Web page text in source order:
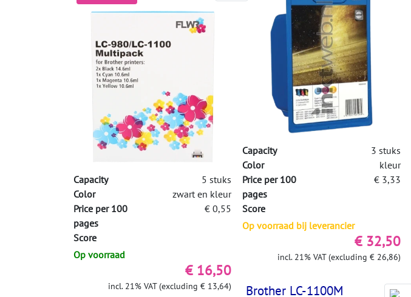
Capacity
5 stuks
Color
zwart en kleur
Price per 100
pages
€ 0,55
Score
Op voorraad
€ 16,50
incl. 21% VAT (excluding € 13,64)
Capacity
3 stuks
Color
kleur
Price per 100
pages
€ 3,33
Score
Op voorraad bij leverancier
€ 32,50
incl. 21% VAT (excluding € 26,86)
Brother LC-1100M